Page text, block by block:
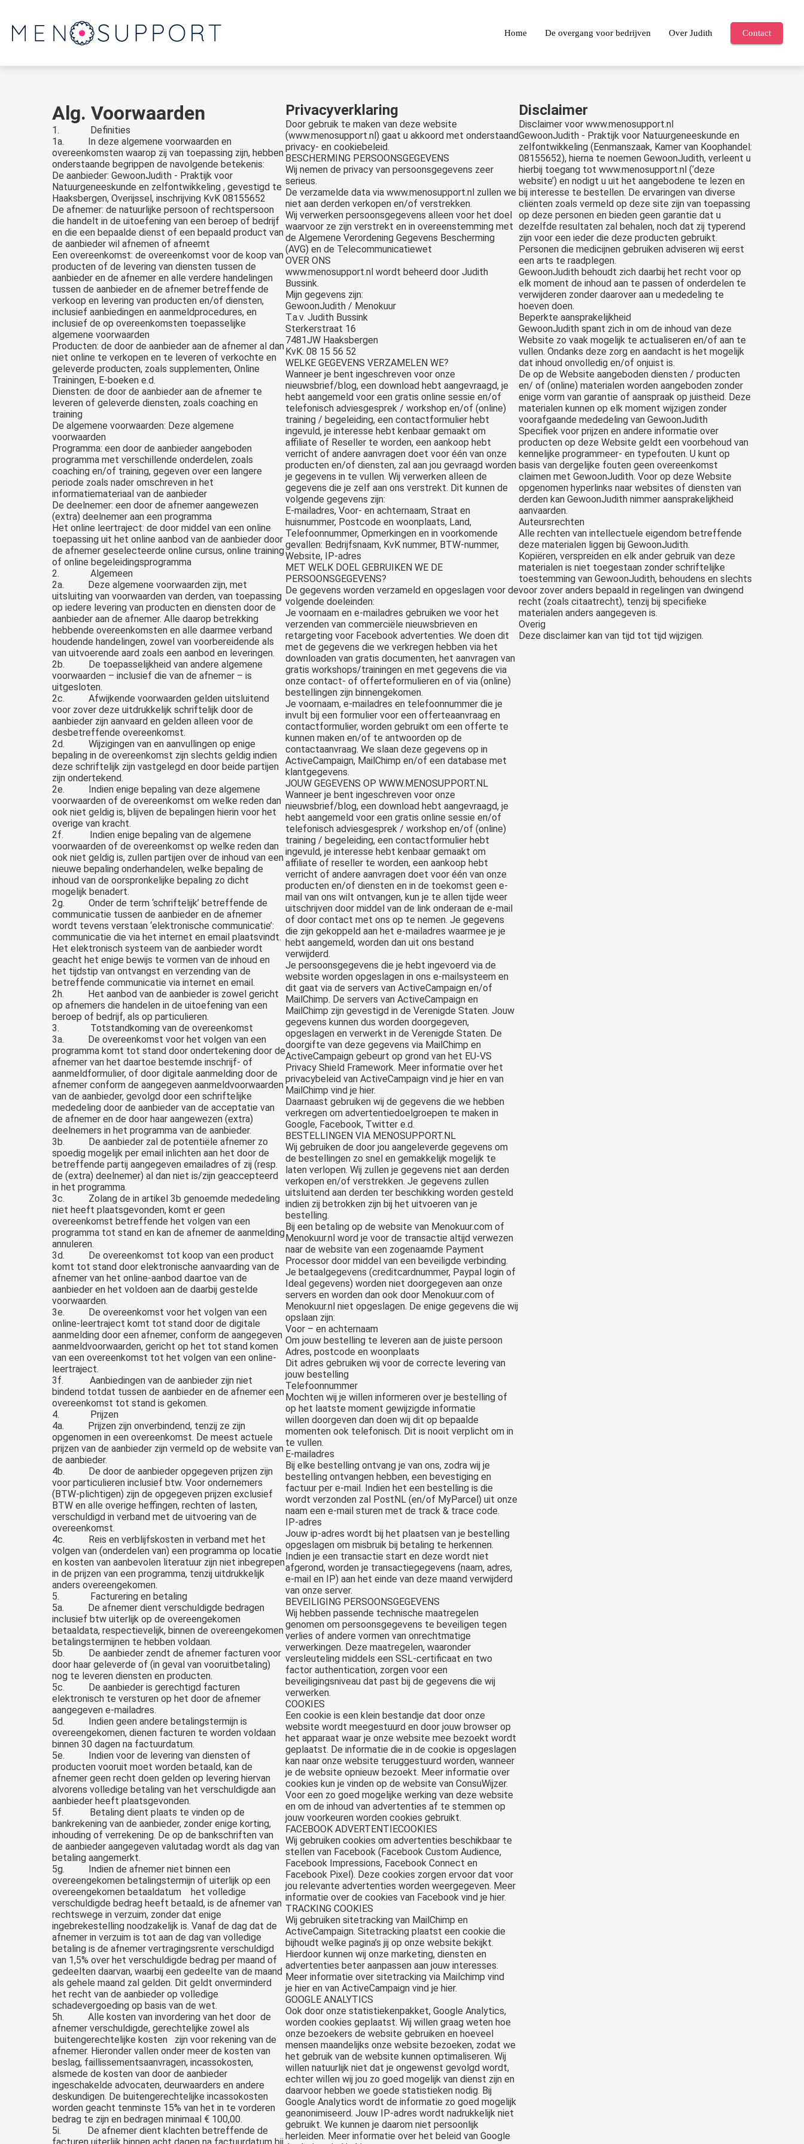
Home De overgang voor bedrijven Over Judith Contact
Alg. Voorwaarden
1. Definities
1a. In deze algemene voorwaarden en
overeenkomsten waarop zij van toepassing zijn, hebben
onderstaande begrippen de navolgende betekenis:
De aanbieder: GewoonJudith - Praktijk voor
Natuurgeneeskunde en zelfontwikkeling , gevestigd te
Haaksbergen, Overijssel, inschrijving KvK 08155652
De afnemer: de natuurlijke persoon of rechtspersoon
die handelt in de uitoefening van een beroep of bedrijf
en die een bepaalde dienst of een bepaald product van
de aanbieder wil afnemen of afneemt
Een overeenkomst: de overeenkomst voor de koop van
producten of de levering van diensten tussen de
aanbieder en de afnemer en alle verdere handelingen
tussen de aanbieder en de afnemer betreffende de
verkoop en levering van producten en/of diensten,
inclusief aanbiedingen en aanmeldprocedures, en
inclusief de op overeenkomsten toepasselijke
algemene voorwaarden
Producten: de door de aanbieder aan de afnemer al dan
niet online te verkopen en te leveren of verkochte en
geleverde producten, zoals supplementen, Online
Trainingen, E-boeken e.d.
Diensten: de door de aanbieder aan de afnemer te
leveren of geleverde diensten, zoals coaching en
training
De algemene voorwaarden: Deze algemene
voorwaarden
Programma: een door de aanbieder aangeboden
programma met verschillende onderdelen, zoals
coaching en/of training, gegeven over een langere
periode zoals nader omschreven in het
informatiemateriaal van de aanbieder
De deelnemer: een door de afnemer aangewezen
(extra) deelnemer aan een programma
Het online leertraject: de door middel van een online
toepassing uit het online aanbod van de aanbieder door
de afnemer geselecteerde online cursus, online training
of online begeleidingsprogramma
2. Algemeen
2a. Deze algemene voorwaarden zijn, met
uitsluiting van voorwaarden van derden, van toepassing
op iedere levering van producten en diensten door de
aanbieder aan de afnemer. Alle daarop betrekking
hebbende overeenkomsten en alle daarmee verband
houdende handelingen, zowel van voorbereidende als
van uitvoerende aard zoals een aanbod en leveringen.
2b. De toepasselijkheid van andere algemene
voorwaarden – inclusief die van de afnemer – is
uitgesloten.
2c. Afwijkende voorwaarden gelden uitsluitend
voor zover deze uitdrukkelijk schriftelijk door de
aanbieder zijn aanvaard en gelden alleen voor de
desbetreffende overeenkomst.
2d. Wijzigingen van en aanvullingen op enige
bepaling in de overeenkomst zijn slechts geldig indien
deze schriftelijk zijn vastgelegd en door beide partijen
zijn ondertekend.
2e. Indien enige bepaling van deze algemene
voorwaarden of de overeenkomst om welke reden dan
ook niet geldig is, blijven de bepalingen hierin voor het
overige van kracht.
2f. Indien enige bepaling van de algemene
voorwaarden of de overeenkomst op welke reden dan
ook niet geldig is, zullen partijen over de inhoud van een
nieuwe bepaling onderhandelen, welke bepaling de
inhoud van de oorspronkelijke bepaling zo dicht
mogelijk benadert.
2g. Onder de term ‘schriftelijk’ betreffende de
communicatie tussen de aanbieder en de afnemer
wordt tevens verstaan ‘elektronische communicatie’:
communicatie die via het internet en email plaatsvindt.
Het elektronisch systeem van de aanbieder wordt
geacht het enige bewijs te vormen van de inhoud en
het tijdstip van ontvangst en verzending van de
betreffende communicatie via internet en email.
2h. Het aanbod van de aanbieder is zowel gericht
op afnemers die handelen in de uitoefening van een
beroep of bedrijf, als op particulieren.
3. Totstandkoming van de overeenkomst
3a. De overeenkomst voor het volgen van een
programma komt tot stand door ondertekening door de
afnemer van het daartoe bestemde inschrijf- of
aanmeldformulier, of door digitale aanmelding door de
afnemer conform de aangegeven aanmeldvoorwaarden
van de aanbieder, gevolgd door een schriftelijke
mededeling door de aanbieder van de acceptatie van
de afnemer en de door haar aangewezen (extra)
deelnemers in het programma van de aanbieder.
3b. De aanbieder zal de potentiële afnemer zo
spoedig mogelijk per email inlichten aan het door de
betreffende partij aangegeven emailadres of zij (resp.
de (extra) deelnemer) al dan niet is/zijn geaccepteerd
in het programma.
3c. Zolang de in artikel 3b genoemde mededeling
niet heeft plaatsgevonden, komt er geen
overeenkomst betreffende het volgen van een
programma tot stand en kan de afnemer de aanmelding
annuleren.
3d. De overeenkomst tot koop van een product
komt tot stand door elektronische aanvaarding van de
afnemer van het online-aanbod daartoe van de
aanbieder en het voldoen aan de daarbij gestelde
voorwaarden.
3e. De overeenkomst voor het volgen van een
online-leertraject komt tot stand door de digitale
aanmelding door een afnemer, conform de aangegeven
aanmeldvoorwaarden, gericht op het tot stand komen
van een overeenkomst tot het volgen van een online-
leertraject.
3f. Aanbiedingen van de aanbieder zijn niet
bindend totdat tussen de aanbieder en de afnemer een
overeenkomst tot stand is gekomen.
4. Prijzen
4a. Prijzen zijn onverbindend, tenzij ze zijn
opgenomen in een overeenkomst. De meest actuele
prijzen van de aanbieder zijn vermeld op de website van
de aanbieder.
4b. De door de aanbieder opgegeven prijzen zijn
voor particulieren inclusief btw. Voor ondernemers
(BTW-plichtigen) zijn de opgegeven prijzen exclusief
BTW en alle overige heffingen, rechten of lasten,
verschuldigd in verband met de uitvoering van de
overeenkomst.
4c. Reis en verblijfskosten in verband met het
volgen van (onderdelen van) een programma op locatie
en kosten van aanbevolen literatuur zijn niet inbegrepen
in de prijzen van een programma, tenzij uitdrukkelijk
anders overeengekomen.
5. Facturering en betaling
5a. De afnemer dient verschuldigde bedragen
inclusief btw uiterlijk op de overeengekomen
betaaldata, respectievelijk, binnen de overeengekomen
betalingstermijnen te hebben voldaan.
5b. De aanbieder zendt de afnemer facturen voor
door haar geleverde of (in geval van vooruitbetaling)
nog te leveren diensten en producten.
5c. De aanbieder is gerechtigd facturen
elektronisch te versturen op het door de afnemer
aangegeven e-mailadres.
5d. Indien geen andere betalingstermijn is
overeengekomen, dienen facturen te worden voldaan
binnen 30 dagen na factuurdatum.
5e. Indien voor de levering van diensten of
producten vooruit moet worden betaald, kan de
afnemer geen recht doen gelden op levering hiervan
alvorens volledige betaling van het verschuldigde aan
aanbieder heeft plaatsgevonden.
5f. Betaling dient plaats te vinden op de
bankrekening van de aanbieder, zonder enige korting,
inhouding of verrekening. De op de bankschriften van
de aanbieder aangegeven valutadag wordt als dag van
betaling aangemerkt.
5g. Indien de afnemer niet binnen een
overeengekomen betalingstermijn of uiterlijk op een
overeengekomen betaaldatum het volledige
verschuldigde bedrag heeft betaald, is de afnemer van
rechtswege in verzuim, zonder dat enige
ingebrekestelling noodzakelijk is. Vanaf de dag dat de
afnemer in verzuim is tot aan de dag van volledige
betaling is de afnemer vertragingsrente verschuldigd
van 1,5% over het verschuldigde bedrag per maand of
gedeelten daarvan, waarbij een gedeelte van de maand
als gehele maand zal gelden. Dit geldt onverminderd
het recht van de aanbieder op volledige
schadevergoeding op basis van de wet.
5h. Alle kosten van invordering van het door de
afnemer verschuldigde, gerechtelijke zowel als
buitengerechtelijke kosten zijn voor rekening van de
afnemer. Hieronder vallen onder meer de kosten van
beslag, faillissementsaanvragen, incassokosten,
alsmede de kosten van door de aanbieder
ingeschakelde advocaten, deurwaarders en andere
deskundigen. De buitengerechtelijke incassokosten
worden geacht tenminste 15% van het in te vorderen
bedrag te zijn en bedragen minimaal € 100,00.
5i. De afnemer dient klachten betreffende de
Privacyverklaring
Door gebruik te maken van deze website
(www.menosupport.nl) gaat u akkoord met onderstaand
privacy- en cookiebeleid.
BESCHERMING PERSOONSGEGEVENS
Wij nemen de privacy van persoonsgegevens zeer
serieus.
De verzamelde data via www.menosupport.nl zullen we
niet aan derden verkopen en/of verstrekken.
Wij verwerken persoonsgegevens alleen voor het doel
waarvoor ze zijn verstrekt en in overeenstemming met
de Algemene Verordening Gegevens Bescherming
(AVG) en de Telecommunicatiewet
OVER ONS
www.menosupport.nl wordt beheerd door Judith
Bussink.
Mijn gegevens zijn:
GewoonJudith / Menokuur
T.a.v. Judith Bussink
Sterkerstraat 16
7481JW Haaksbergen
KvK: 08 15 56 52
WELKE GEGEVENS VERZAMELEN WE?
Wanneer je bent ingeschreven voor onze
nieuwsbrief/blog, een download hebt aangevraagd, je
hebt aangemeld voor een gratis online sessie en/of
telefonisch adviesgesprek / workshop en/of (online)
training / begeleiding, een contactformulier hebt
ingevuld, je interesse hebt kenbaar gemaakt om
affiliate of Reseller te worden, een aankoop hebt
verricht of andere aanvragen doet voor één van onze
producten en/of diensten, zal aan jou gevraagd worden
je gegevens in te vullen. Wij verwerken alleen de
gegevens die je zelf aan ons verstrekt. Dit kunnen de
volgende gegevens zijn:
E-mailadres, Voor- en achternaam, Straat en
huisnummer, Postcode en woonplaats, Land,
Telefoonnummer, Opmerkingen en in voorkomende
gevallen: Bedrijfsnaam, KvK nummer, BTW-nummer,
Website, IP-adres
MET WELK DOEL GEBRUIKEN WE DE
PERSOONSGEGEVENS?
De gegevens worden verzameld en opgeslagen voor de
volgende doeleinden:
Je voornaam en e-mailadres gebruiken we voor het
verzenden van commerciële nieuwsbrieven en
retargeting voor Facebook advertenties. We doen dit
met de gegevens die we verkregen hebben via het
downloaden van gratis documenten, het aanvragen van
gratis workshops/trainingen en met gegevens die via
onze contact- of offerteformulieren en of via (online)
bestellingen zijn binnengekomen.
Je voornaam, e-mailadres en telefoonnummer die je
invult bij een formulier voor een offerteaanvraag en
contactformulier, worden gebruikt om een offerte te
kunnen maken en/of te antwoorden op de
contactaanvraag. We slaan deze gegevens op in
ActiveCampaign, MailChimp en/of een database met
klantgegevens.
JOUW GEGEVENS OP WWW.MENOSUPPORT.NL
Wanneer je bent ingeschreven voor onze
nieuwsbrief/blog, een download hebt aangevraagd, je
hebt aangemeld voor een gratis online sessie en/of
telefonisch adviesgesprek / workshop en/of (online)
training / begeleiding, een contactformulier hebt
ingevuld, je interesse hebt kenbaar gemaakt om
affiliate of reseller te worden, een aankoop hebt
verricht of andere aanvragen doet voor één van onze
producten en/of diensten en in de toekomst geen e-
mail van ons wilt ontvangen, kun je te allen tijde weer
uitschrijven door middel van de link onderaan de e-mail
of door contact met ons op te nemen. Je gegevens
die zijn gekoppeld aan het e-mailadres waarmee je je
hebt aangemeld, worden dan uit ons bestand
verwijderd.
Je persoonsgegevens die je hebt ingevoerd via de
website worden opgeslagen in ons e-mailsysteem en
dit gaat via de servers van ActiveCampaign en/of
MailChimp. De servers van ActiveCampaign en
MailChimp zijn gevestigd in de Verenigde Staten. Jouw
gegevens kunnen dus worden doorgegeven,
opgeslagen en verwerkt in de Verenigde Staten. De
doorgifte van deze gegevens via MailChimp en
ActiveCampaign gebeurt op grond van het EU-VS
Privacy Shield Framework. Meer informatie over het
privacybeleid van ActiveCampaign vind je hier en van
MailChimp vind je hier.
Daarnaast gebruiken wij de gegevens die we hebben
verkregen om advertentiedoelgroepen te maken in
Google, Facebook, Twitter e.d.
BESTELLINGEN VIA MENOSUPPORT.NL
Wij gebruiken de door jou aangeleverde gegevens om
de bestellingen zo snel en gemakkelijk mogelijk te
laten verlopen. Wij zullen je gegevens niet aan derden
verkopen en/of verstrekken. Je gegevens zullen
uitsluitend aan derden ter beschikking worden gesteld
indien zij betrokken zijn bij het uitvoeren van je
bestelling.
Bij een betaling op de website van Menokuur.com of
Menokuur.nl word je voor de transactie altijd verwezen
naar de website van een zogenaamde Payment
Processor door middel van een beveiligde verbinding.
Je betaalgegevens (creditcardnummer, Paypal login of
Ideal gegevens) worden niet doorgegeven aan onze
servers en worden dan ook door Menokuur.com of
Menokuur.nl niet opgeslagen. De enige gegevens die wij
opslaan zijn:
Voor – en achternaam
Om jouw bestelling te leveren aan de juiste persoon
Adres, postcode en woonplaats
Dit adres gebruiken wij voor de correcte levering van
jouw bestelling
Telefoonnummer
Mochten wij je willen informeren over je bestelling of
op het laatste moment gewijzigde informatie
willen doorgeven dan doen wij dit op bepaalde
momenten ook telefonisch. Dit is nooit verplicht om in
te vullen.
E-mailadres
Bij elke bestelling ontvang je van ons, zodra wij je
bestelling ontvangen hebben, een bevestiging en
factuur per e-mail. Indien het een bestelling is die
wordt verzonden zal PostNL (en/of MyParcel) uit onze
naam een e-mail sturen met de track & trace code.
IP-adres
Jouw ip-adres wordt bij het plaatsen van je bestelling
opgeslagen om misbruik bij betaling te herkennen.
Indien je een transactie start en deze wordt niet
afgerond, worden je transactiegegevens (naam, adres,
e-mail en IP) aan het einde van deze maand verwijderd
van onze server.
BEVEILIGING PERSOONSGEGEVENS
Wij hebben passende technische maatregelen
genomen om persoonsgegevens te beveiligen tegen
verlies of andere vormen van onrechtmatige
verwerkingen. Deze maatregelen, waaronder
versleuteling middels een SSL-certificaat en two
factor authentication, zorgen voor een
beveiligingsniveau dat past bij de gegevens die wij
verwerken.
COOKIES
Een cookie is een klein bestandje dat door onze
website wordt meegestuurd en door jouw browser op
het apparaat waar je onze website mee bezoekt wordt
geplaatst. De informatie die in de cookie is opgeslagen
kan naar onze website teruggestuurd worden, wanneer
je de website opnieuw bezoekt. Meer informatie over
cookies kun je vinden op de website van ConsuWijzer.
Voor een zo goed mogelijke werking van deze website
en om de inhoud van advertenties af te stemmen op
jouw voorkeuren worden cookies gebruikt.
FACEBOOK ADVERTENTIECOOKIES
Wij gebruiken cookies om advertenties beschikbaar te
stellen van Facebook (Facebook Custom Audience,
Facebook Impressions, Facebook Connect en
Facebook Pixel). Deze cookies zorgen ervoor dat voor
jou relevante advertenties worden weergegeven. Meer
informatie over de cookies van Facebook vind je hier.
TRACKING COOKIES
Wij gebruiken sitetracking van MailChimp en
ActiveCampaign. Sitetracking plaatst een cookie die
bijhoudt welke pagina’s jij op onze website bekijkt.
Hierdoor kunnen wij onze marketing, diensten en
advertenties beter aanpassen aan jouw interesses.
Meer informatie over sitetracking via Mailchimp vind
je hier en van ActiveCampaign vind je hier.
GOOGLE ANALYTICS
Ook door onze statistiekenpakket, Google Analytics,
worden cookies geplaatst. Wij willen graag weten hoe
onze bezoekers de website gebruiken en hoeveel
mensen maandelijks onze website bezoeken, zodat we
het gebruik van de website kunnen optimaliseren. Wij
willen natuurlijk niet dat je ongewenst gevolgd wordt,
echter willen wij jou zo goed mogelijk van dienst zijn en
daarvoor hebben we goede statistieken nodig. Bij
Google Analytics wordt de informatie zo goed mogelijk
geanonimiseerd. Jouw IP-adres wordt nadrukkelijk niet
gebruikt. We kunnen je daarom niet persoonlijk
herleiden. Meer informatie over het beleid van Google
Disclaimer
Disclaimer voor www.menosupport.nl
GewoonJudith - Praktijk voor Natuurgeneeskunde en
zelfontwikkeling (Eenmanszaak, Kamer van Koophandel:
08155652), hierna te noemen GewoonJudith, verleent u
hierbij toegang tot www.menosupport.nl (‘deze
website’) en nodigt u uit het aangebodene te lezen en
bij interesse te bestellen. De ervaringen van diverse
cliënten zoals vermeld op deze site zijn van toepassing
op deze personen en bieden geen garantie dat u
dezelfde resultaten zal behalen, noch dat zij typerend
zijn voor een ieder die deze producten gebruikt.
Personen die medicijnen gebruiken adviseren wij eerst
een arts te raadplegen.
GewoonJudith behoudt zich daarbij het recht voor op
elk moment de inhoud aan te passen of onderdelen te
verwijderen zonder daarover aan u mededeling te
hoeven doen.
Beperkte aansprakelijkheid
GewoonJudith spant zich in om de inhoud van deze
Website zo vaak mogelijk te actualiseren en/of aan te
vullen. Ondanks deze zorg en aandacht is het mogelijk
dat inhoud onvolledig en/of onjuist is.
De op de Website aangeboden diensten / producten
en/ of (online) materialen worden aangeboden zonder
enige vorm van garantie of aanspraak op juistheid. Deze
materialen kunnen op elk moment wijzigen zonder
voorafgaande mededeling van GewoonJudith
Specifiek voor prijzen en andere informatie over
producten op deze Website geldt een voorbehoud van
kennelijke programmeer- en typefouten. U kunt op
basis van dergelijke fouten geen overeenkomst
claimen met GewoonJudith. Voor op deze Website
opgenomen hyperlinks naar websites of diensten van
derden kan GewoonJudith nimmer aansprakelijkheid
aanvaarden.
Auteursrechten
Alle rechten van intellectuele eigendom betreffende
deze materialen liggen bij GewoonJudith.
Kopiëren, verspreiden en elk ander gebruik van deze
materialen is niet toegestaan zonder schriftelijke
toestemming van GewoonJudith, behoudens en slechts
voor zover anders bepaald in regelingen van dwingend
recht (zoals citaatrecht), tenzij bij specifieke
materialen anders aangegeven is.
Overig
Deze disclaimer kan van tijd tot tijd wijzigen.